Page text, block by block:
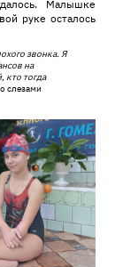
Малышке
руке осталось
звонка. Я
на
кто тогда
слезами